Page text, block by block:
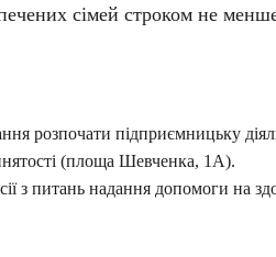
сімей строком не
розпочати підприємницьку
(площа Шевченка, 1А).
з питань надання допомоги на